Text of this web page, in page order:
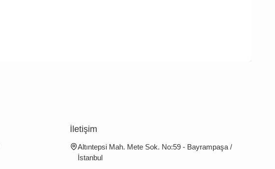
İletişim
Altıntepsi Mah. Mete Sok. No:59 - Bayrampaşa /
İstanbul